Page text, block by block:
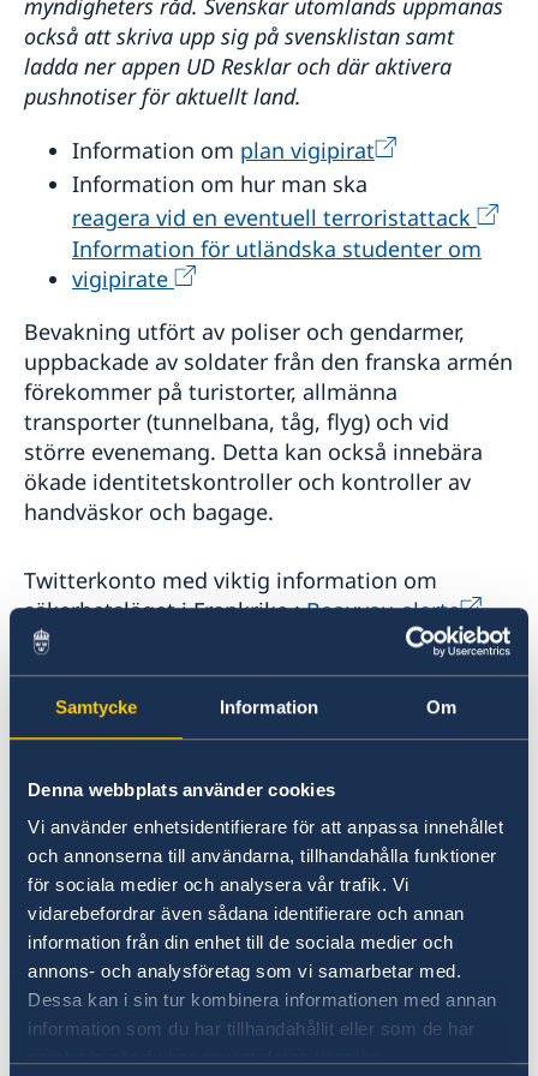
Samtycke Information Om
Denna webbplats använder cookies
Vi använder enhetsidentifierare för att anpassa innehållet
och annonserna till användarna, tillhandahålla funktioner
för sociala medier och analysera vår trafik. Vi
vidarebefordrar även sådana identifierare och annan
information från din enhet till de sociala medier och
annons- och analysföretag som vi samarbetar med.
Dessa kan i sin tur kombinera informationen med annan
information som du har tillhandahållit eller som de har
ambassad i Paris
Ansöka om äktenskapscertifikat på Sveriges
ambassad i Paris
Se till att vara försäkrad
Läs på om ditt resmål
Avgifter
myndigheters råd. Svenskar utomlands uppmanas
också att skriva upp sig på svensklistan samt
ladda ner appen UD Resklar och där aktivera
pushnotiser för aktuellt land.
Information om plan vigipirat
Information om hur man ska
reagera vid en eventuell terroristattack
Information för utländska studenter om
vigipirate
Bevakning utfört av poliser och gendarmer,
uppbackade av soldater från den franska armén
förekommer på turistorter, allmänna
transporter (tunnelbana, tåg, flyg) och vid
större evenemang. Detta kan också innebära
ökade identitetskontroller och kontroller av
handväskor och bagage.
Twitterkonto med viktig information om
säkerhetsläget i Frankrike :Beauvau-alerte
Om du befinner dig i ett område som drabbats
av en katastrof får du automatiskt ett SMS (på
franska/engelska) på din mobiltelefon från
registrera dig eller ladda ner appen. Du kan
läsa mer om FR-Alert på franska Service-Public
webbsidan
.
Allmänt om terrorhot
Sedan en längre tid finns hot om terrorattentat